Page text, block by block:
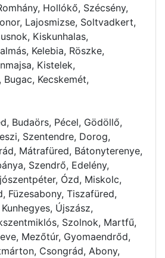
Hollókő, Szécsény,
Lajosmizse, Soltvadkert,
Kiskunhalas,
Kelebia, Röszke,
Kistelek,
Kecskemét,
Budaörs, Pécel, Gödöllő,
Szentendre, Dorog,
Mátrafüred, Bátonyterenye,
Szendrő, Edelény,
Ózd, Miskolc,
Füzesabony, Tiszafüred,
Újszász,
Szolnok, Martfű,
Mezőtúr, Gyomaendrőd,
Csongrád, Abony,